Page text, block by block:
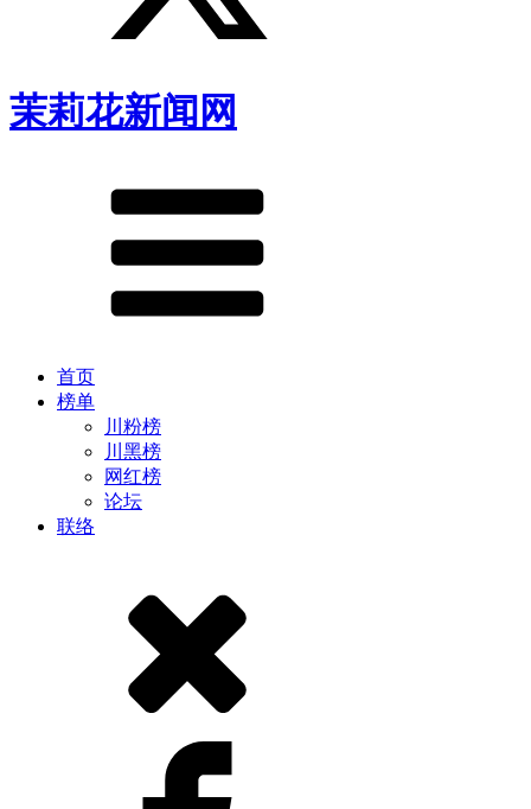
茉莉花新闻网
首页
榜单
川粉榜
川黑榜
网红榜
论坛
联络